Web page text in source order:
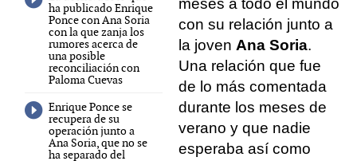
ha publicado Enrique
Ponce con Ana Soria
con la que zanja los
rumores acerca de
una posible
reconciliación con
Paloma Cuevas
Enrique Ponce se
recupera de su
operación junto a
Ana Soria, que no se
ha separado del
meses a todo el mundo
con su relación junto a
la joven Ana Soria.
Una relación que fue
de lo más comentada
durante los meses de
verano y que nadie
esperaba así como